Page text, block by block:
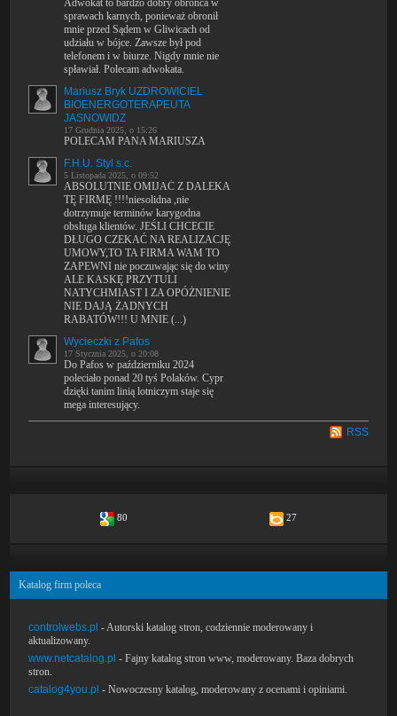
Adwokat to bardzo dobry obrońca w
sprawach karnych, ponieważ obronił
mnie przed Sądem w Gliwicach od
udziału w bójce. Zawsze był pod
telefonem i w biurze. Nigdy mnie nie
spławiał. Polecam adwokata.
Mariusz Bryk UZDROWICIEL
BIOENERGOTERAPEUTA
JASNOWIDZ
17 Grudnia 2025, o 15:26
POLECAM PANA MARIUSZA
F.H.U. Styl s.c.
5 Listopada 2025, o 09:52
ABSOLUTNIE OMIJAĆ Z DALEKA
TĘ FIRMĘ !!!!niesolidna ,nie
dotrzymuje terminów karygodna
obsługa klientów. JEŚLI CHCECIE
DŁUGO CZEKAĆ NA REALIZACJĘ
UMOWY,TO TA FIRMA WAM TO
ZAPEWNI nie poczuwając się do winy
ALE KASKĘ PRZYTULI
NATYCHMIAST I ZA OPÓŻNIENIE
NIE DAJĄ ŻADNYCH
RABATÓW!!! U MNIE (...)
Wycieczki z Pafos
17 Stycznia 2025, o 20:08
Do Pafos w październiku 2024
poleciało ponad 20 tyś Polaków. Cypr
dzięki tanim linią lotniczym staje się
mega interesujący.
RSS
80 27
Katalog firm poleca
controlwebs.pl - Autorski katalog stron, codziennie moderowany i
aktualizowany.
www.netcatalog.pl - Fajny katalog stron www, moderowany. Baza dobrych
stron.
catalog4you.pl - Nowoczesny katalog, moderowany z ocenami i opiniami.